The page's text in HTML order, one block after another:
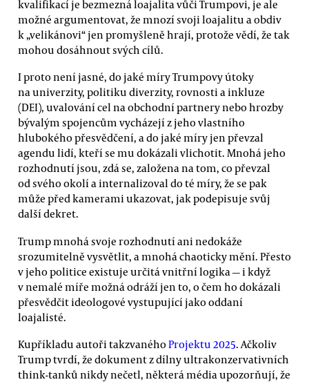
kvalifikací je bezmezná loajalita vůči Trumpovi, je ale
možné argumentovat, že mnozí svoji loajalitu a obdiv
k „velikánovi“ jen promyšleně hrají, protože vědí, že tak
mohou dosáhnout svých cílů.
I proto není jasné, do jaké míry Trumpovy útoky
na univerzity, politiku diverzity, rovnosti a inkluze
(DEI), uvalování cel na obchodní partnery nebo hrozby
bývalým spojencům vycházejí z jeho vlastního
hlubokého přesvědčení, a do jaké míry jen převzal
agendu lidí, kteří se mu dokázali vlichotit. Mnohá jeho
rozhodnutí jsou, zdá se, založena na tom, co převzal
od svého okolí a internalizoval do té míry, že se pak
může před kamerami ukazovat, jak podepisuje svůj
další dekret.
Trump mnohá svoje rozhodnutí ani nedokáže
srozumitelně vysvětlit, a mnohá chaoticky mění. Přesto
v jeho politice existuje určitá vnitřní logika — i když
v nemalé míře možná odráží jen to, o čem ho dokázali
přesvědčit ideologové vystupující jako oddaní
loajalisté.
Kupříkladu autoři takzvanéhoProjektu 2025. Ačkoliv
Trump tvrdí, že dokument z dílny ultrakonzervativních
think-tanků nikdy nečetl, některá média upozorňují, že